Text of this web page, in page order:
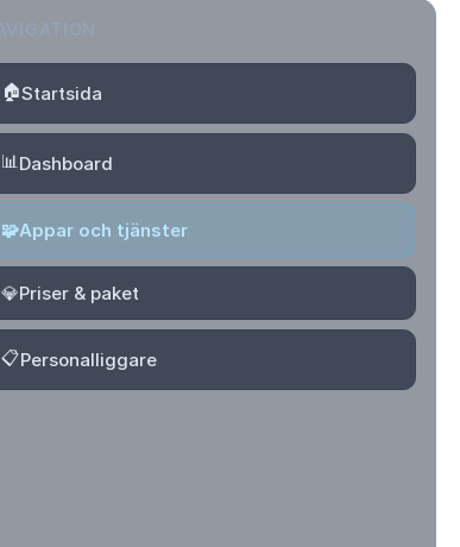
🏠Startsida
📊Dashboard
🧩Appar och tjänster
💎Priser & paket
📋Personalliggare